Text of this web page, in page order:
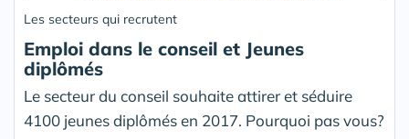
Les secteurs qui recrutent
Emploi dans le conseil et Jeunes
diplômés
Le secteur du conseil souhaite attirer et séduire
4100 jeunes diplômés en 2017. Pourquoi pas vous?